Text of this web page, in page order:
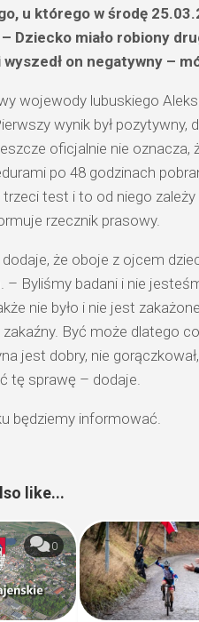
u którego w środę
Dziecko miało robiony
on negatywny –
wojewody lubuskiego
wynik był pozytywny,
oficjalnie nie
po 48 godzinach
trzeci test i to od niego
rzecznik prasowy.
że oboje z ojcem
– Byliśmy badani i nie
nie było i nie jest
Być może dlatego
jest dobry, nie
tę sprawę – dodaje.
będziemy informować.
like...
0